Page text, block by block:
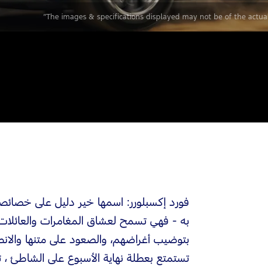
فورد إكسبلورر: اسمها خير دليل على
به - فهي تسمح لعشاق المغامرات والعائلات
بتوضيب أغراضهم، والصعود على متنها